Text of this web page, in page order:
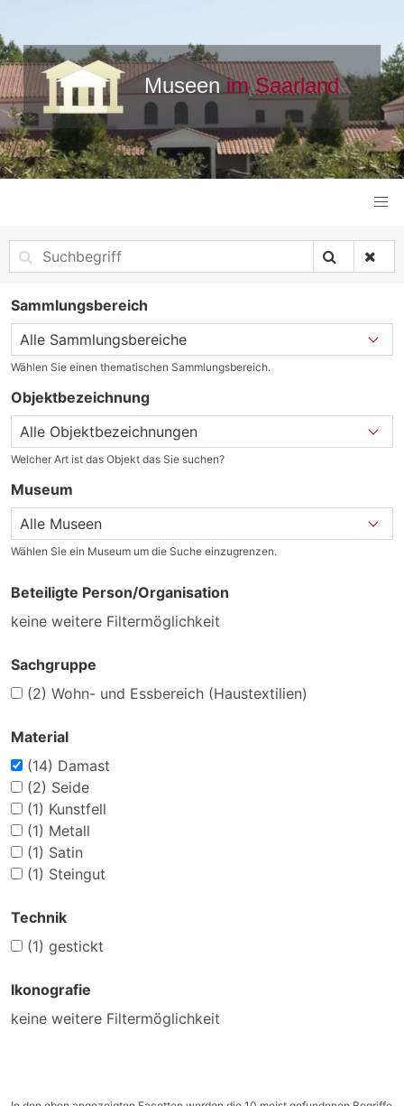
Sammlungsbereich
Wählen Sie einen thematischen Sammlungsbereich.
Objektbezeichnung
Welcher Art ist das Objekt das Sie suchen?
Museum
Wählen Sie ein Museum um die Suche einzugrenzen.
Beteiligte Person/Organisation
keine weitere Filtermöglichkeit
Sachgruppe
(2) Wohn- und Essbereich (Haustextilien)
Material
(14) Damast
(2) Seide
(1) Kunstfell
(1) Metall
(1) Satin
(1) Steingut
Technik
(1) gestickt
Ikonografie
keine weitere Filtermöglichkeit